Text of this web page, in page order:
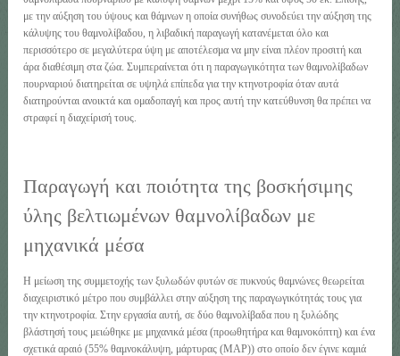
με την αύξηση του ύψους και θάμνων η οποία συνήθως συνοδεύει την αύξηση της
κάλυψης του θαμνολίβαδου, η λιβαδική παραγωγή κατανέμεται όλο και
περισσότερο σε μεγαλύτερα ύψη με αποτέλεσμα να μην είναι πλέον προσιτή και
άρα διαθέσιμη στα ζώα. Συμπεραίνεται ότι η παραγωγικότητα των θαμνολίβαδων
πουρναριού διατηρείται σε υψηλά επίπεδα για την κτηνοτροφία όταν αυτά
διατηρούνται ανοικτά και ομαδοπαγή και προς αυτή την κατεύθυνση θα πρέπει να
στραφεί η διαχείρισή τους.
Παραγωγή και ποιότητα της βοσκήσιμης
ύλης βελτιωμένων θαμνολίβαδων με
μηχανικά μέσα
Η μείωση της συμμετοχής των ξυλωδών φυτών σε πυκνούς θαμνώνες θεωρείται
διαχειριστικό μέτρο που συμβάλλει στην αύξηση της παραγωγικότητάς τους για
την κτηνοτροφία. Στην εργασία αυτή, σε δύο θαμνολίβαδα που η ξυλώδης
βλάστησή τους μειώθηκε με μηχανικά μέσα (προωθητήρα και θαμνοκόπτη) και ένα
σχετικά αραιό (55% θαμνοκάλυψη, μάρτυρας (ΜΑΡ)) στο οποίο δεν έγινε καμιά